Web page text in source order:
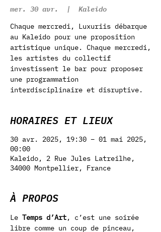
mer. 30 avr.
  |
Kaleido
Chaque mercredi, Luxuriis débarque
au Kaleido pour une proposition
artistique unique. Chaque mercredi,
les artistes du collectif
investissent le bar pour proposer
une programmation
interdisciplinaire et disruptive.
HORAIRES ET LIEUX
30 avr. 2025, 19:30 – 01 mai 2025,
00:00
Kaleido, 2 Rue Jules Latreilhe,
34000 Montpellier, France
À PROPOS
Le Temps d’Art, c’est une soirée
libre comme un coup de pinceau,